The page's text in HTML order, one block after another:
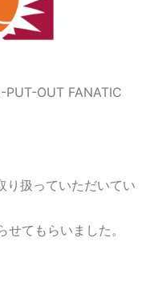
OUT FANATIC
り扱っていただいてい
てもらいました。